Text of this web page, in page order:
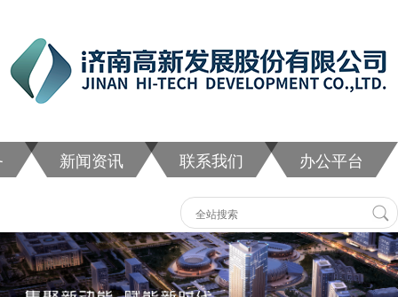
新闻资讯 联系我们 办公平台